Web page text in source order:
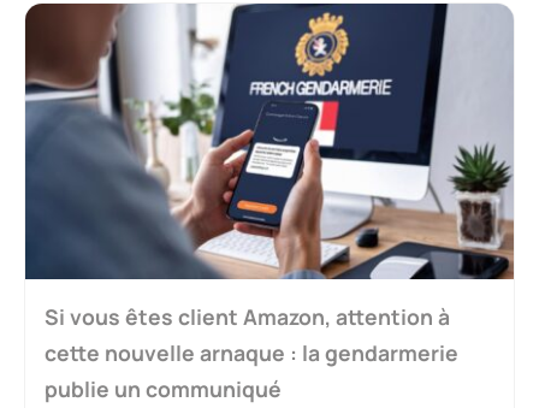
Si vous êtes client Amazon, attention à
cette nouvelle arnaque : la gendarmerie
publie un communiqué